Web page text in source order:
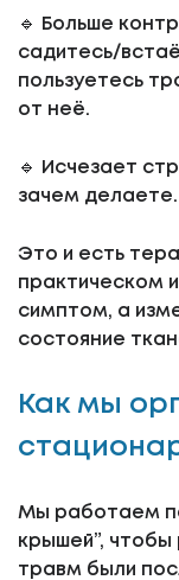
🔹 Больше
садитесь/
пользуетесь
от неё.
🔹 Исчезает
зачем делаете.
Это и есть
практическом
симптом, а
состояние
Как мы
Мы работаем
крышей”, чтобы
травм были